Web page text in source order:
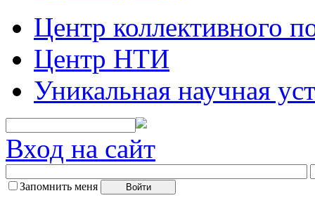
Центр коллективного
Центр НТИ
Уникальная научная
Вход на сайт
Запомнить меня